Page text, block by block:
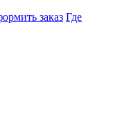
заказ Где